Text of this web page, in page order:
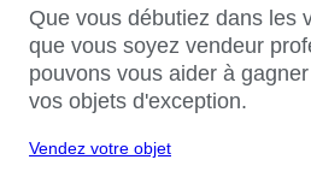
Que vous débutiez dans les
que vous soyez vendeur
pouvons vous aider à
vos objets d'exception.
Vendez votre objet